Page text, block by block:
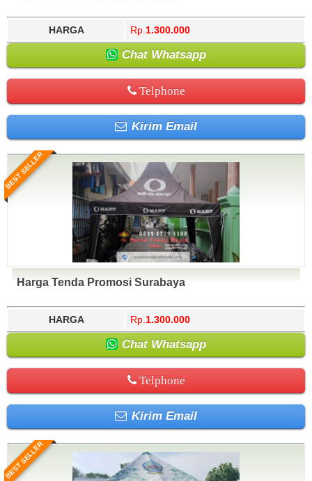
HARGA Rp. 1.300.000
Chat Whatsapp
Telphone
Kirim Email
BEST SELLER
Harga Tenda Promosi Surabaya
HARGA Rp. 1.300.000
Chat Whatsapp
Telphone
Kirim Email
BEST SELLER